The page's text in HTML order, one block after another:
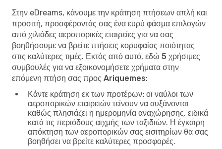
Στην eDreams, κάνουμε την κράτηση πτήσεων απλή και
προσιτή, προσφέροντάς σας ένα ευρύ φάσμα επιλογών
από χιλιάδες αεροπορικές εταιρείες για να σας
βοηθήσουμε να βρείτε πτήσεις κορυφαίας ποιότητας
στις καλύτερες τιμές. Εκτός από αυτό, εδώ 5 χρήσιμες
συμβουλές για να εξοικονομήσετε χρήματα στην
επόμενη πτήση σας προς Ariquemes:
Κάντε κράτηση εκ των προτέρων: οι ναύλοι των
αεροπορικών εταιρειών τείνουν να αυξάνονται
καθώς πλησιάζει η ημερομηνία αναχώρησης, ειδικά
κατά τις περιόδους αιχμής των ταξιδιών. Η έγκαιρη
απόκτηση των αεροπορικών σας εισιτηρίων θα σας
βοηθήσει να βρείτε καλύτερες προσφορές.